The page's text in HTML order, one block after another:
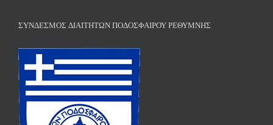
ΣΎΝΔΕΣΜΟΣ ΔΙΑΙΤΗΤΏΝ ΠΟΔΟΣΦΑΊΡΟΥ ΡΕΘΎΜΝΗΣ